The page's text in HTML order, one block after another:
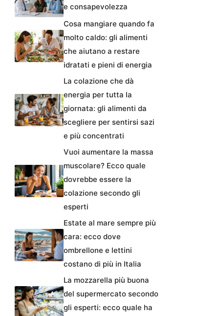
e consapevolezza
Cosa mangiare quando fa
molto caldo: gli alimenti
che aiutano a restare
idratati e pieni di energia
La colazione che dà
energia per tutta la
giornata: gli alimenti da
scegliere per sentirsi sazi
e più concentrati
Vuoi aumentare la massa
muscolare? Ecco quale
dovrebbe essere la
colazione secondo gli
esperti
Estate al mare sempre più
cara: ecco dove
ombrellone e lettini
costano di più in Italia
La mozzarella più buona
del supermercato secondo
gli esperti: ecco quale ha